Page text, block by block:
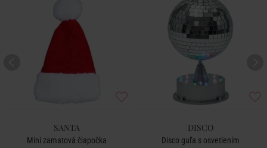
SANTA
Mini zamatová čiapočka
DISCO
Disco guľa s osvetlením